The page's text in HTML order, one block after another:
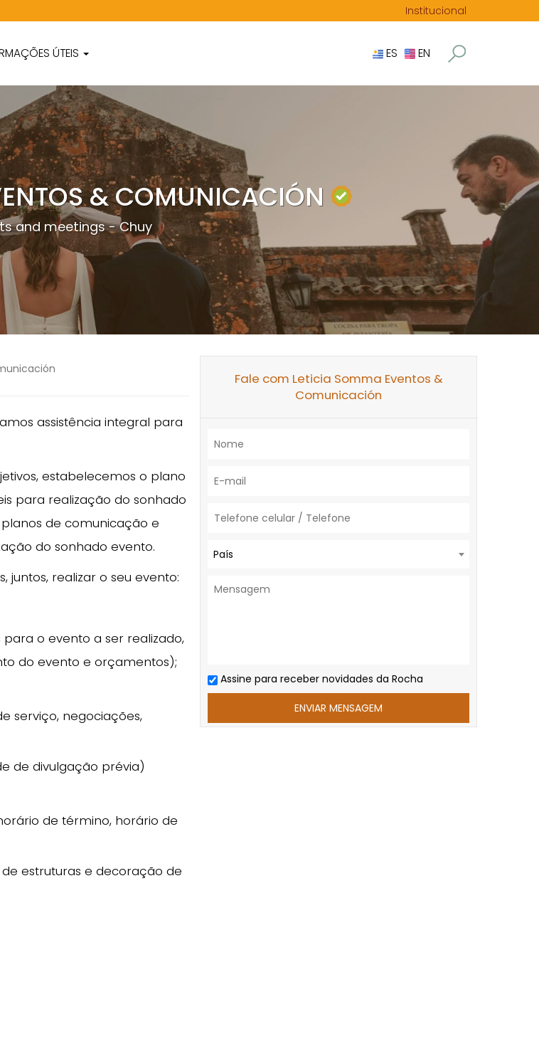
Institucional
ÚTEIS ES EN
& COMUNICACIÓN
and meetings - Chuy
assistência integral para
estabelecemos o plano
para realização do sonhado
de comunicação e
do sonhado evento.
realizar o seu evento:
o evento a ser realizado,
do evento e orçamentos);
serviço, negociações,
de divulgação prévia)
de término, horário de
estruturas e decoração de
Fale com Leticia Somma Eventos &
Comunicación
País
Assine para receber novidades da Rocha